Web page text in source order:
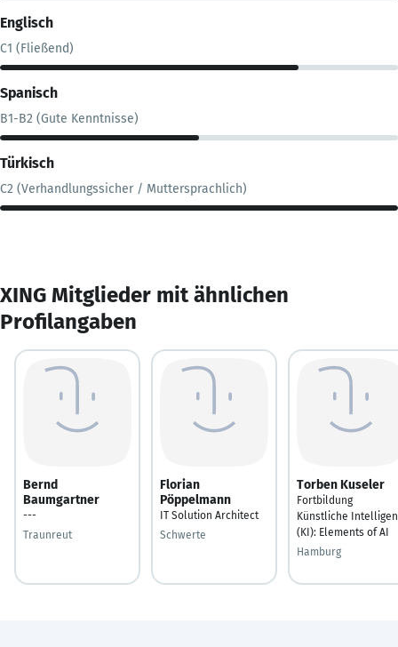
Englisch
C1 (Fließend)
Spanisch
B1-B2 (Gute Kenntnisse)
Türkisch
C2 (Verhandlungssicher / Muttersprachlich)
XING Mitglieder mit ähnlichen
Profilangaben
Bernd
Baumgartner
---
Traunreut
Florian
Pöppelmann
IT Solution Architect
Schwerte
Torben Kuseler
Fortbildung
Künstliche
(KI): Elements of AI
Hamburg